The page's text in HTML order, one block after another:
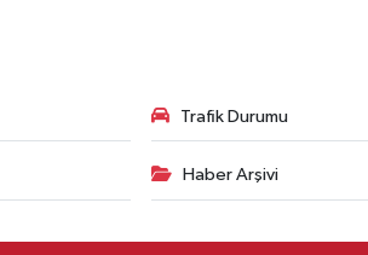
Trafik Durumu
Haber Arşivi